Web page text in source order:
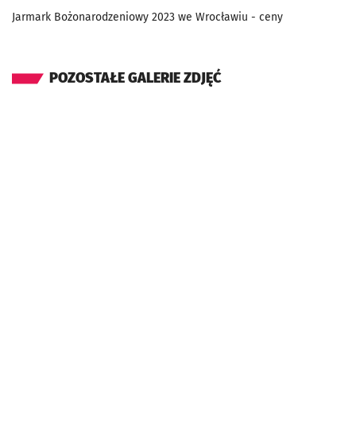
Jarmark Bożonarodzeniowy 2023 we Wrocławiu - ceny
POZOSTAŁE GALERIE ZDJĘĆ